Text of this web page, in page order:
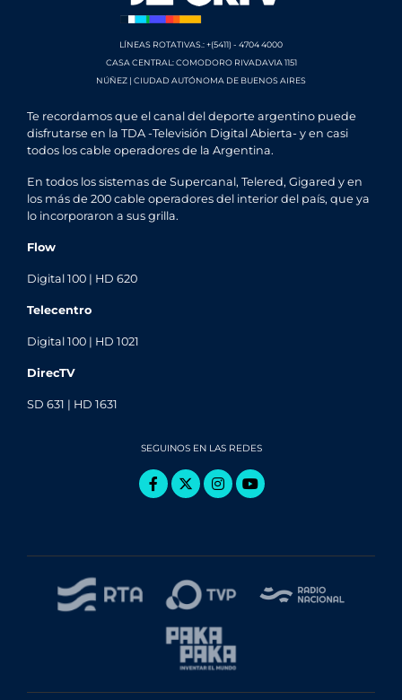
LÍNEAS ROTATIVAS.: +(5411) - 4704 4000
CASA CENTRAL: COMODORO RIVADAVIA 1151
NÚÑEZ | CIUDAD AUTÓNOMA DE BUENOS AIRES
Te recordamos que el canal del deporte argentino puede
disfrutarse en la TDA -Televisión Digital Abierta- y en casi
todos los cable operadores de la Argentina.
En todos los sistemas de Supercanal, Telered, Gigared y en
los más de 200 cable operadores del interior del país, que ya
lo incorporaron a sus grilla.
Flow
Digital 100 | HD 620
Telecentro
Digital 100 | HD 1021
DirecTV
SD 631 | HD 1631
SEGUINOS EN LAS REDES